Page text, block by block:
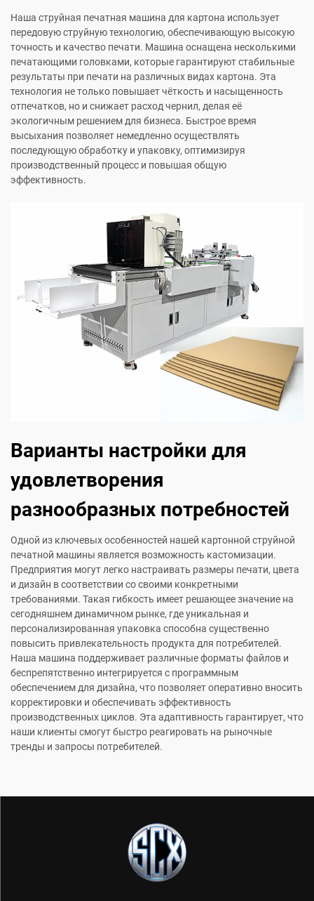
Наша струйная печатная машина для картона использует
передовую струйную технологию, обеспечивающую высокую
точность и качество печати. Машина оснащена несколькими
печатающими головками, которые гарантируют стабильные
результаты при печати на различных видах картона. Эта
технология не только повышает чёткость и насыщенность
отпечатков, но и снижает расход чернил, делая её
экологичным решением для бизнеса. Быстрое время
высыхания позволяет немедленно осуществлять
последующую обработку и упаковку, оптимизируя
производственный процесс и повышая общую
эффективность.
Варианты настройки для
удовлетворения
разнообразных потребностей
Одной из ключевых особенностей нашей картонной струйной
печатной машины является возможность кастомизации.
Предприятия могут легко настраивать размеры печати, цвета
и дизайн в соответствии со своими конкретными
требованиями. Такая гибкость имеет решающее значение на
сегодняшнем динамичном рынке, где уникальная и
персонализированная упаковка способна существенно
повысить привлекательность продукта для потребителей.
Наша машина поддерживает различные форматы файлов и
беспрепятственно интегрируется с программным
обеспечением для дизайна, что позволяет оперативно вносить
корректировки и обеспечивать эффективность
производственных циклов. Эта адаптивность гарантирует, что
наши клиенты смогут быстро реагировать на рыночные
тренды и запросы потребителей.